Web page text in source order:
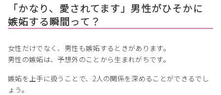
「かなり、愛されてます」男性がひそかに
嫉妬する瞬間って？
女性だけでなく、男性も嫉妬するときがあります。
男性の嫉妬は、予想外のことから生まれがちです。
嫉妬を上手に扱うことで、2人の関係を深めることができるでし
ょう。